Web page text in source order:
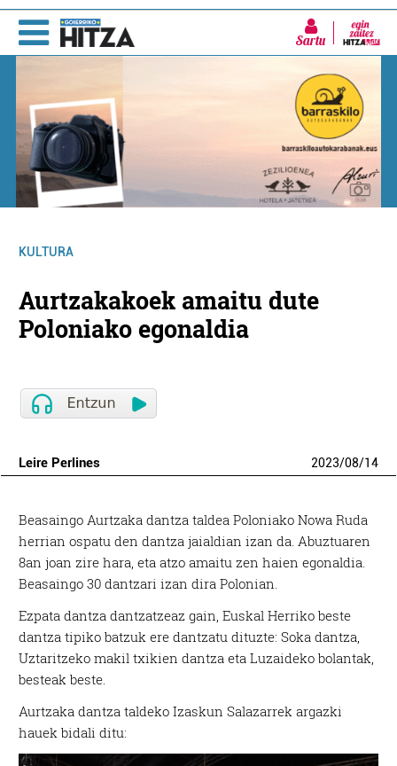
Sartu
KULTURA
Aurtzakakoek amaitu dute
Poloniako egonaldia
Leire Perlines 2023/08/14
Beasaingo Aurtzaka dantza taldea Poloniako Nowa Ruda
herrian ospatu den dantza jaialdian izan da. Abuztuaren
8an joan zire hara, eta atzo amaitu zen haien egonaldia.
Beasaingo 30 dantzari izan dira Polonian.
Ezpata dantza dantzatzeaz gain, Euskal Herriko beste
dantza tipiko batzuk ere dantzatu dituzte: Soka dantza,
Uztaritzeko makil txikien dantza eta Luzaideko bolantak,
besteak beste.
Aurtzaka dantza taldeko Izaskun Salazarrek argazki
hauek bidali ditu: